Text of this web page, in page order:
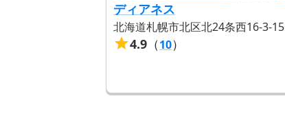
ディアネス
北海道札幌市北区北24条西16-3-15
4.9 （10）